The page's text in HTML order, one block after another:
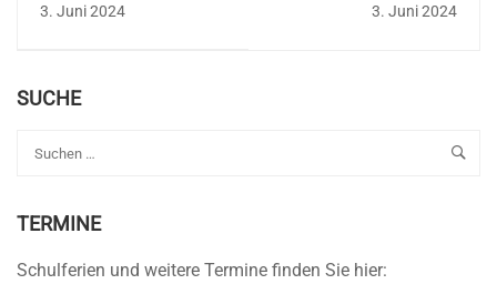
3. Juni 2024 3. Juni 2024
SUCHE
TERMINE
Schulferien und weitere Termine finden Sie hier: